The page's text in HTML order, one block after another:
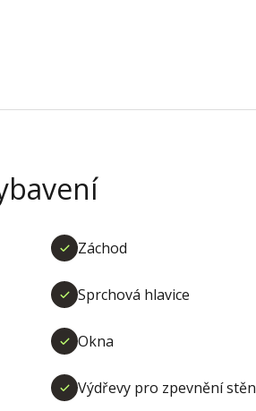
Záchod
Sprchová hlavice
Okna
Výdřevy pro zpevnění stěn